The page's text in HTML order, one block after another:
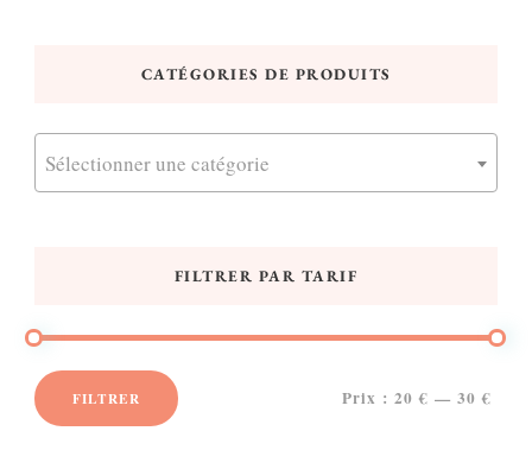
CATÉGORIES DE PRODUITS
Sélectionner une catégorie
FILTRER PAR TARIF
FILTRER Prix : 20 € — 30 €